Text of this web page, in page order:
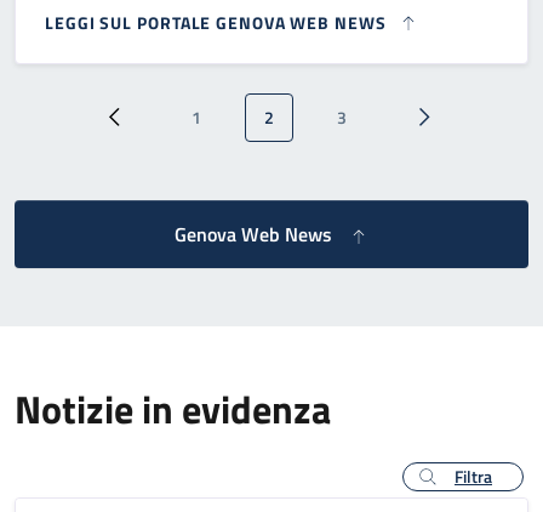
LEGGI SUL PORTALE GENOVA WEB NEWS
Paginazione
Pagina precedente
Pagina
1 Pagina attuale
2 Pagina
3 Pagina
Genova Web News
Notizie in evidenza
Filtra